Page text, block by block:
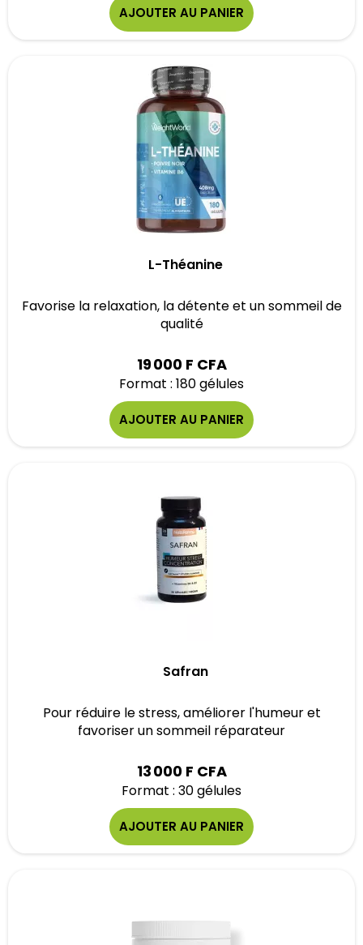
AJOUTER AU PANIER
L-Théanine
Favorise la relaxation, la détente et un sommeil de
qualité
19 000 F CFA
Format : 180 gélules
AJOUTER AU PANIER
Safran
Pour réduire le stress, améliorer l'humeur et
favoriser un sommeil réparateur
13 000 F CFA
Format : 30 gélules
AJOUTER AU PANIER